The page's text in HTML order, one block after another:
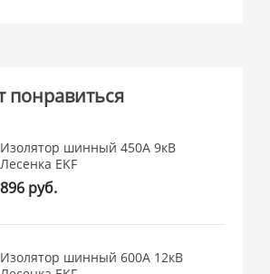
понравиться
Изолятор шинный 450А 9кВ
Лесенка EKF
896 руб.
Изолятор шинный 600А 12кВ